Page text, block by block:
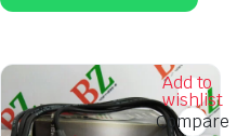
Add to
wishlist
Compare